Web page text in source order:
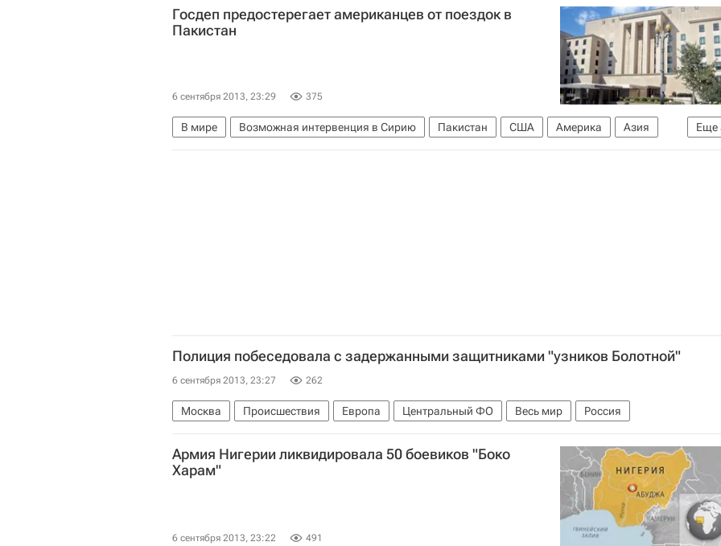
Госдеп предостерегает американцев от поездок в
Пакистан
6 сентября 2013, 23:29 375
Еще
В мире Возможная интервенция в Сирию Пакистан США Америка
Азия
Весь мир
Северная Америка Башар Асад
Полиция побеседовала с задержанными защитниками "узников Болотной"
6 сентября 2013, 23:27 262
Москва Происшествия Европа Центральный ФО Весь мир Россия
Армия Нигерии ликвидировала 50 боевиков "Боко
Харам"
6 сентября 2013, 23:22 491